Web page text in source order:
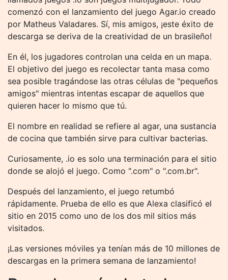
comenzó con el lanzamiento del juego Agar.io creado
por Matheus Valadares. Sí, mis amigos, ¡este éxito de
descarga se deriva de la creatividad de un brasileño!
En él, los jugadores controlan una celda en un mapa.
El objetivo del juego es recolectar tanta masa como
sea posible tragándose las otras células de "pequeños
amigos" mientras intentas escapar de aquellos que
quieren hacer lo mismo que tú.
El nombre en realidad se refiere al agar, una sustancia
de cocina que también sirve para cultivar bacterias.
Curiosamente, .io es solo una terminación para el sitio
donde se alojó el juego. Como ".com" o ".com.br".
Después del lanzamiento, el juego retumbó
rápidamente. Prueba de ello es que Alexa clasificó el
sitio en 2015 como uno de los dos mil sitios más
visitados.
¡Las versiones móviles ya tenían más de 10 millones de
descargas en la primera semana de lanzamiento!